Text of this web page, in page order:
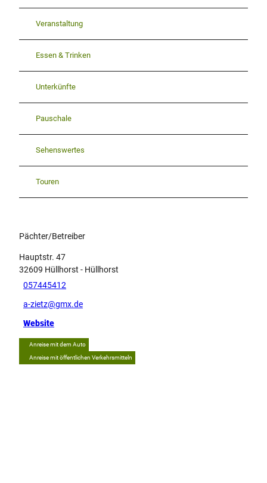
Veranstaltung
Essen & Trinken
Unterkünfte
Pauschale
Sehenswertes
Touren
Pächter/Betreiber
Hauptstr. 47
32609 Hüllhorst - Hüllhorst
057445412
a-zietz@gmx.de
Website
Anreise mit dem Auto
Anreise mit öffentlichen Verkehrsmitteln